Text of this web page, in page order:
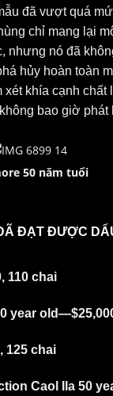
đã vượt quá
chỉ mang lại
nhưng nó đã
hủy hoàn toàn
xét khía cạnh
bao giờ phát
50 năm tuổi
ĐẠT ĐƯỢC
110 chai
year
125 chai
Caol Ila 50